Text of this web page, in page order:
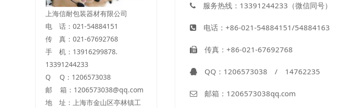
上海信耐包装器材有限公司
电 话：021-54884151
传 真：021-67692768
手 机：13916299878.
13391244233
Q Q：1206573038
邮 箱：1206573038@qq.com
地 址：上海市金山区亭林镇工
服务热线：13391244233（微信同号）
电话：+86-021-54884151/54884163
传真：+86-021-67692768
QQ： 1206573038 / 14762235
邮箱： 1206573038qq.com